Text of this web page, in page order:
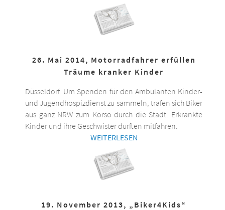
26. Mai 2014, Motorradfahrer erfüllen
Träume kranker Kinder
Düsseldorf. Um Spenden für den Ambulanten Kinder-
und Jugendhospizdienst zu sammeln, trafen sich Biker
aus ganz NRW zum Korso durch die Stadt. Erkrankte
Kinder und ihre Geschwister durften mitfahren.
WEITERLESEN
19. November 2013, „Biker4Kids“